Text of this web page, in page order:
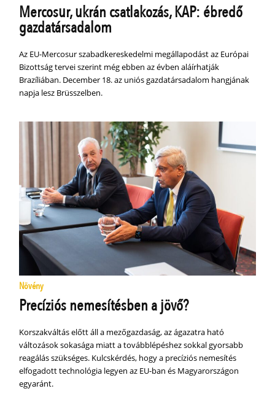
Mercosur, ukrán csatlakozás, KAP: ébredő
gazdatársadalom
Az EU-Mercosur szabadkereskedelmi megállapodást az Európai
Bizottság tervei szerint még ebben az évben aláírhatják
Brazíliában. December 18. az uniós gazdatársadalom hangjának
napja lesz Brüsszelben.
Növény
Precíziós nemesítésben a jövő?
Korszakváltás előtt áll a mezőgazdaság, az ágazatra ható
változások sokasága miatt a továbblépéshez sokkal gyorsabb
reagálás szükséges. Kulcskérdés, hogy a precíziós nemesítés
elfogadott technológia legyen az EU-ban és Magyarországon
egyaránt.